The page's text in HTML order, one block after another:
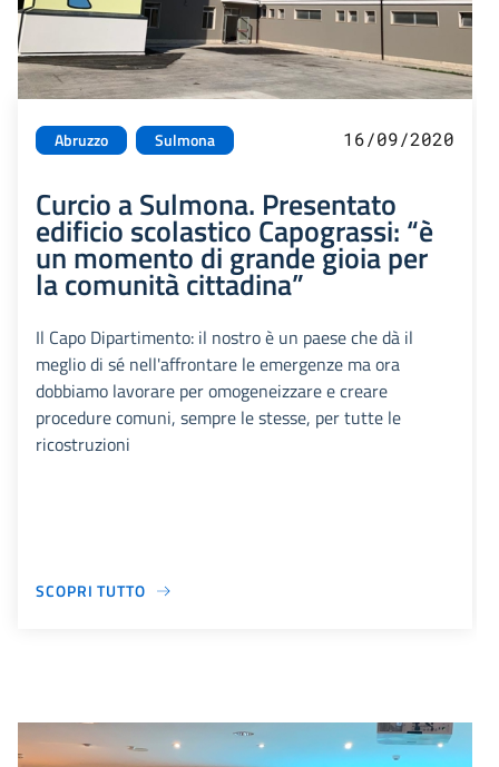
Abruzzo Sulmona 16/09/2020
Curcio a Sulmona. Presentato
edificio scolastico Capograssi: “è
un momento di grande gioia per
la comunità cittadina”
Il Capo Dipartimento: il nostro è un paese che dà il
meglio di sé nell'affrontare le emergenze ma ora
dobbiamo lavorare per omogeneizzare e creare
procedure comuni, sempre le stesse, per tutte le
ricostruzioni
SCOPRI TUTTO